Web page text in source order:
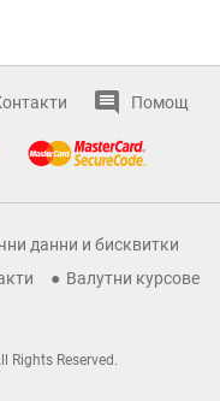
Помощ
данни и бисквитки
Валутни курсове
Rights Reserved.